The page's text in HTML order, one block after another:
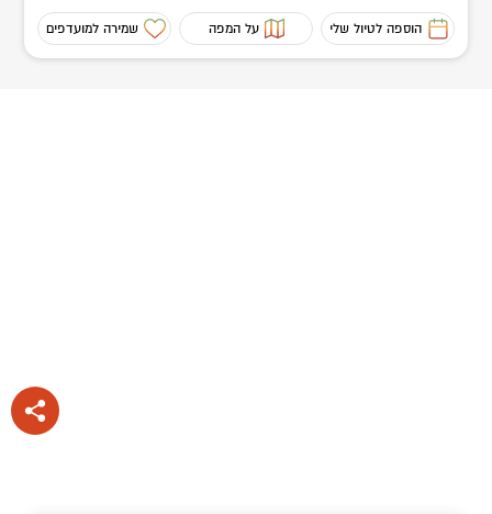
הוספה לטיול שלי על המפה שמירה למועדפים